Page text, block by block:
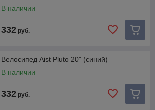
В наличии
332 руб.
Велосипед Aist Pluto 20" (синий)
В наличии
332 руб.